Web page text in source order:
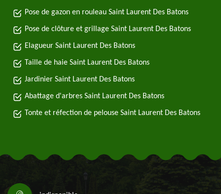
Pose de gazon en rouleau Saint Laurent Des Batons
Pose de clôture et grillage Saint Laurent Des Batons
Elagueur Saint Laurent Des Batons
Taille de haie Saint Laurent Des Batons
Jardinier Saint Laurent Des Batons
Abattage d'arbres Saint Laurent Des Batons
Tonte et réfection de pelouse Saint Laurent Des Batons